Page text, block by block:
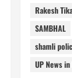
Rakesh
SAMBHAL
shamli
UP News